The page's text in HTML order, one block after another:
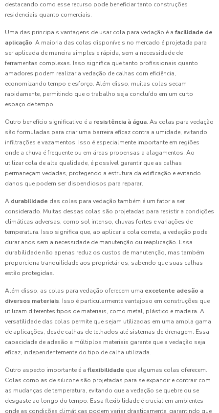
destacando como esse recurso pode beneficiar tanto construções
residenciais quanto comerciais.
Uma das principais vantagens de usar cola para vedação é a facilidade de
aplicação. A maioria das colas disponíveis no mercado é projetada para
ser aplicada de maneira simples e rápida, sem a necessidade de
ferramentas complexas. Isso significa que tanto profissionais quanto
amadores podem realizar a vedação de calhas com eficiência,
economizando tempo e esforço. Além disso, muitas colas secam
rapidamente, permitindo que o trabalho seja concluído em um curto
espaço de tempo.
Outro benefício significativo é a resistência à água. As colas para vedação
são formuladas para criar uma barreira eficaz contra a umidade, evitando
infiltrações e vazamentos. Isso é especialmente importante em regiões
onde a chuva é frequente ou em áreas propensas a alagamentos. Ao
utilizar cola de alta qualidade, é possível garantir que as calhas
permaneçam vedadas, protegendo a estrutura da edificação e evitando
danos que podem ser dispendiosos para reparar.
A durabilidade das colas para vedação também é um fator a ser
considerado. Muitas dessas colas são projetadas para resistir a condições
climáticas adversas, como sol intenso, chuvas fortes e variações de
temperatura. Isso significa que, ao aplicar a cola correta, a vedação pode
durar anos sem a necessidade de manutenção ou reaplicação. Essa
durabilidade não apenas reduz os custos de manutenção, mas também
proporciona tranquilidade aos proprietários, sabendo que suas calhas
estão protegidas.
Além disso, as colas para vedação oferecem uma excelente adesão a
diversos materiais. Isso é particularmente vantajoso em construções que
utilizam diferentes tipos de materiais, como metal, plástico e madeira. A
versatilidade das colas permite que sejam utilizadas em uma ampla gama
de aplicações, desde calhas de telhados até sistemas de drenagem. Essa
capacidade de adesão a múltiplos materiais garante que a vedação seja
eficaz, independentemente do tipo de calha utilizada.
Outro aspecto importante é a flexibilidade que algumas colas oferecem.
Colas como as de silicone são projetadas para se expandir e contrair com
as mudanças de temperatura, evitando que a vedação se quebre ou se
desgaste ao longo do tempo. Essa flexibilidade é crucial em ambientes
onde as condições climáticas podem variar drasticamente, garantindo que